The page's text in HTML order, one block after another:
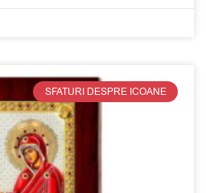
SFATURI DESPRE ICOANE